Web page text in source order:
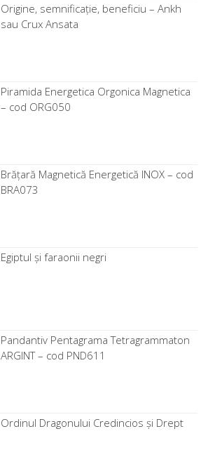
Origine, semnificație, beneficiu – Ankh
sau Crux Ansata
Piramida Energetica Orgonica Magnetica
– cod ORG050
Brăţară Magnetică Energetică INOX – cod
BRA073
Egiptul și faraonii negri
Pandantiv Pentagrama Tetragrammaton
ARGINT – cod PND611
Ordinul Dragonului Credincios și Drept